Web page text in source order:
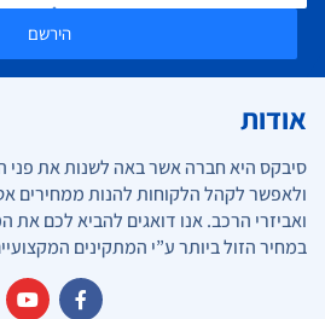
הירשם
אודות
סיבקס היא חברה אשר באה לשנות את פני
ולאפשר לקהל הלקוחות להנות ממחירים
ואביזרי הרכב. אנו דואגים להביא לכם את
במחיר הזול ביותר ע”י המתקינים